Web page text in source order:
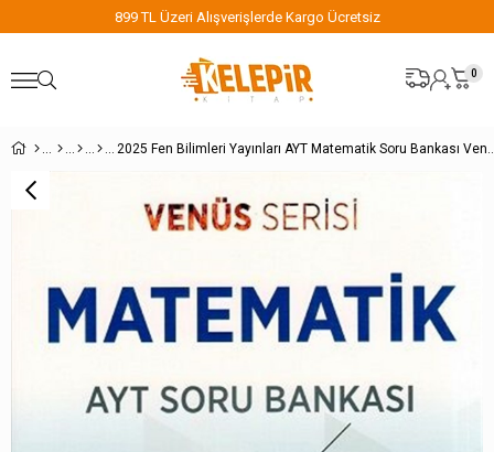
899 TL Üzeri Alışverişlerde Kargo Ücretsiz
0
2025 Fen Bilimleri